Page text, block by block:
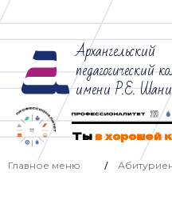
Архангельский
педагогический
имени Р.Е.
Тыв хорошей
Главное меню /